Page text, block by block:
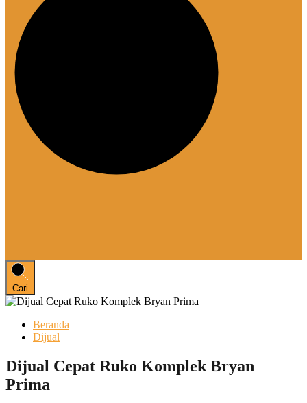
Cari
Beranda
Dijual
Dijual Cepat Ruko Komplek Bryan
Prima